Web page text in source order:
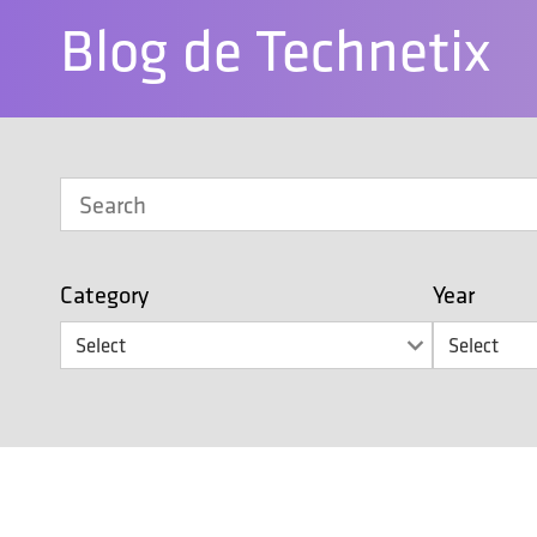
Blog de Technetix
Category Year